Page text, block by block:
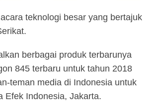
teknologi besar yang bertajuk
berbagai produk terbarunya
845 terbaru untuk tahun 2018
teman media di Indonesia untuk
Efek Indonesia, Jakarta.